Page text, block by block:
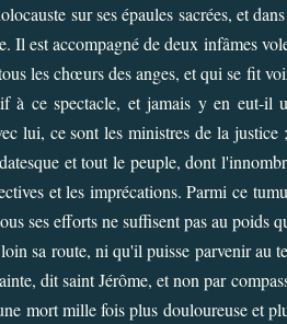
sur ses épaules sacrées, et
Il est accompagné de deux infâmes
les chœurs des anges, et qui se fit
à ce spectacle, et jamais y en eut-il
lui, ce sont les ministres de la
et tout le peuple, dont
et les imprécations. Parmi ce
ses efforts ne suffisent pas au poids
sa route, ni qu'il puisse parvenir au
dit saint Jérôme, et non par
mort mille fois plus douloureuse et